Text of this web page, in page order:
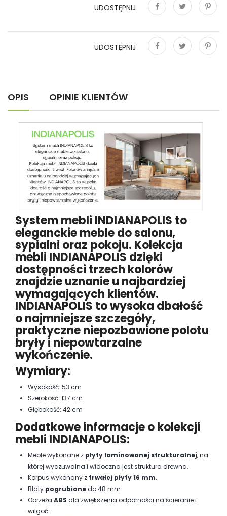
UDOSTĘPNIJ
UdostępnijTweetuj Pinterest
UDOSTĘPNIJ
UdostępnijTweetuj Pinterest
OPIS OPINIE KLIENTÓW
System mebli INDIANAPOLIS to
eleganckie meble do salonu,
sypialni oraz pokoju. Kolekcja
mebli INDIANAPOLIS dzięki
dostępności trzech kolorów
znajdzie uznanie u najbardziej
wymagających klientów.
INDIANAPOLIS to wysoka dbałość
o najmniejsze szczegóły,
praktyczne niepozbawione polotu
bryły i niepowtarzalne
wykończenie.
Wymiary:
Wysokość: 53 cm
Szerokość: 137 cm
Głębokość: 42 cm
Dodatkowe informacje o kolekcji
mebli INDIANAPOLIS:
Meble wykonane z płyty laminowanej strukturalnej, na
której wyczuwalna i widoczna jest struktura drewna.
Korpus wykonany z trwałej płyty 16 mm.
Blaty pogrubionedo 48 mm.
Obrzeża ABS dla zwiększenia odporności na ścieranie i
wilgoć.